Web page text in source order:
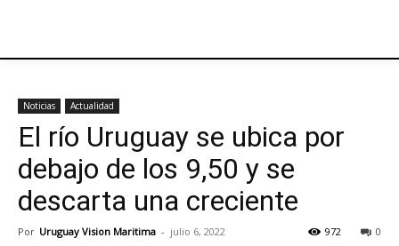
Noticias Actualidad
El río Uruguay se ubica por
debajo de los 9,50 y se
descarta una creciente
Por Uruguay Vision Maritima - julio 6, 2022 0
972